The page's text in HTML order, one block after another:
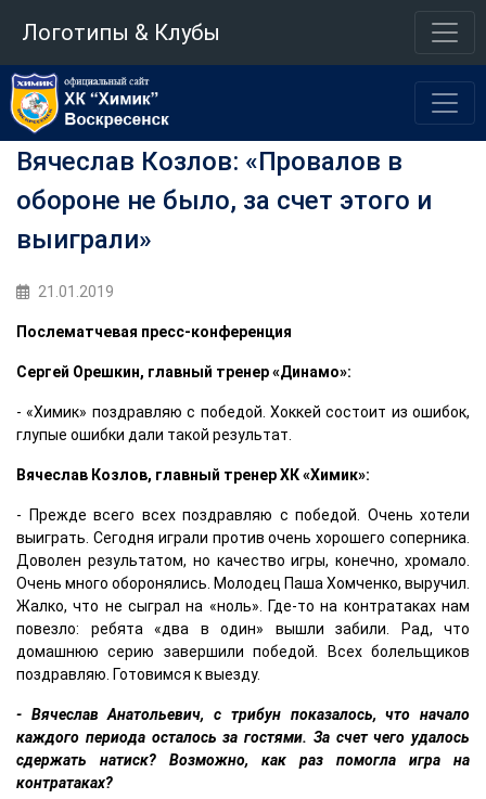
Логотипы & Клубы
Вячеслав Козлов: «Провалов в
обороне не было, за счет этого и
выиграли»
21.01.2019
Послематчевая пресс-конференция
Сергей Орешкин, главный тренер «Динамо»:
- «Химик» поздравляю с победой. Хоккей состоит из ошибок,
глупые ошибки дали такой результат.
Вячеслав Козлов, главный тренер ХК «Химик»:
- Прежде всего всех поздравляю с победой. Очень хотели
выиграть. Сегодня играли против очень хорошего соперника.
Доволен результатом, но качество игры, конечно, хромало.
Очень много оборонялись. Молодец Паша Хомченко, выручил.
Жалко, что не сыграл на «ноль». Где-то на контратаках нам
повезло: ребята «два в один» вышли забили. Рад, что
домашнюю серию завершили победой. Всех болельщиков
поздравляю. Готовимся к выезду.
- Вячеслав Анатольевич, с трибун показалось, что начало
каждого периода осталось за гостями. За счет чего удалось
сдержать натиск? Возможно, как раз помогла игра на
контратаках?